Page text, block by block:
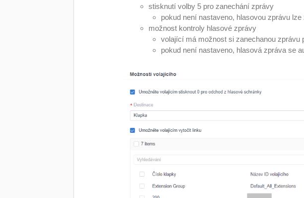
stisknutí volby 5 pro zanechání zprávy
pokud není nastaveno, hlasovou zprávu
možnost kontroly hlasové zprávy
volající má možnost si zanechanou zprávu
pokud není nastaveno, hlasová zpráva se